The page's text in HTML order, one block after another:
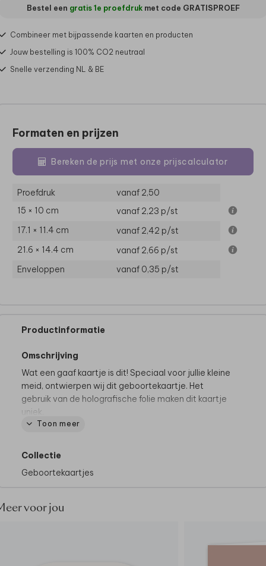
Bestel een gratis 1e proefdrukmet code GRATISPROEF
Combineer met bijpassende kaarten en producten
Jouw bestelling is 100% CO2 neutraal
Snelle verzending NL & BE
Formaten en prijzen
Bereken de prijs met onze prijscalculator
Proefdruk
vanaf 2,50
15 × 10 cm
vanaf 2,23 p/st
17.1 × 11.4 cm
vanaf 2,42 p/st
21.6 × 14.4 cm
vanaf 2,66 p/st
Enveloppen
vanaf 0,35 p/st
Productinformatie
Omschrijving
Wat een gaaf kaartje is dit! Speciaal voor jullie kleine
meid, ontwierpen wij dit geboortekaartje. Het
gebruik van de holografische folie maken dit kaartje
uniek.
• Kies voor de papiersoort softtouch.
• Maak de envelop dicht met een bijpassende
Bij Made for Moments gaan we altijd verder om jullie
en staat deze optie er niet tussen? Neem dan gerust
Toon meer
Collectie
Geboortekaartjes
voor jou